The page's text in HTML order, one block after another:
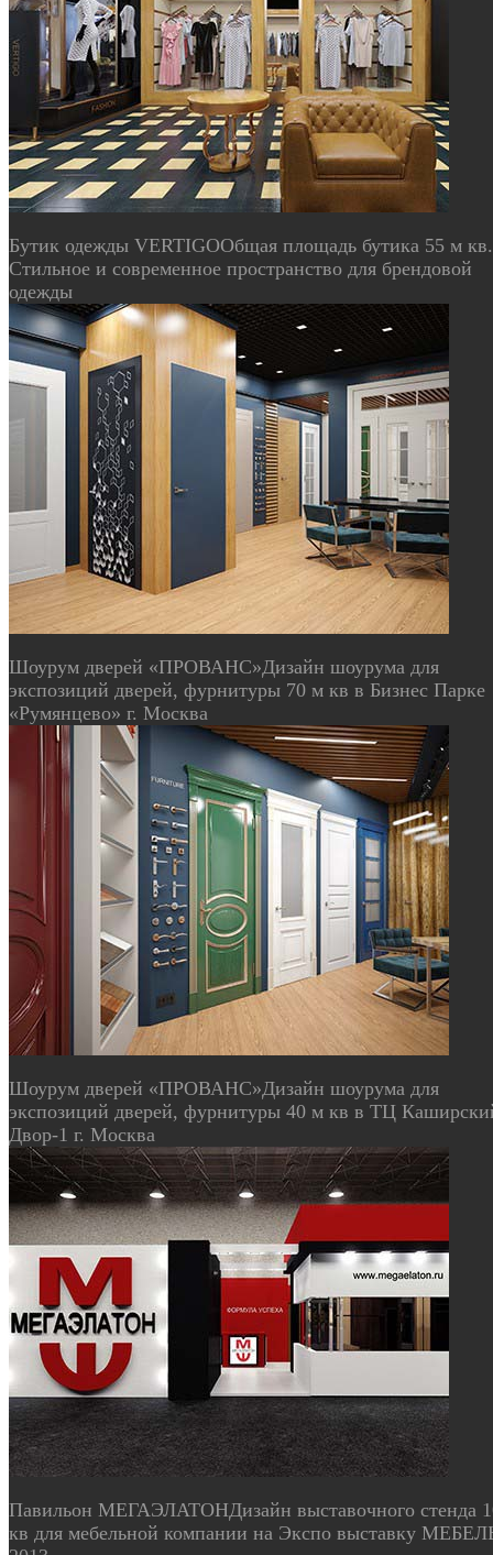
Бутик одежды VERTIGOОбщая площадь бутика 55 м кв.
Стильное и современное пространство для брендовой
одежды
Шоурум дверей «ПРОВАНС»Дизайн шоурума для
экспозиций дверей, фурнитуры 70 м кв в Бизнес Парке
«Румянцево» г. Москва
Шоурум дверей «ПРОВАНС»Дизайн шоурума для
экспозиций дверей, фурнитуры 40 м кв в ТЦ
Двор-1 г. Москва
Павильон МЕГАЭЛАТОНДизайн выставочного стенда
кв для мебельной компании на Экспо выставку